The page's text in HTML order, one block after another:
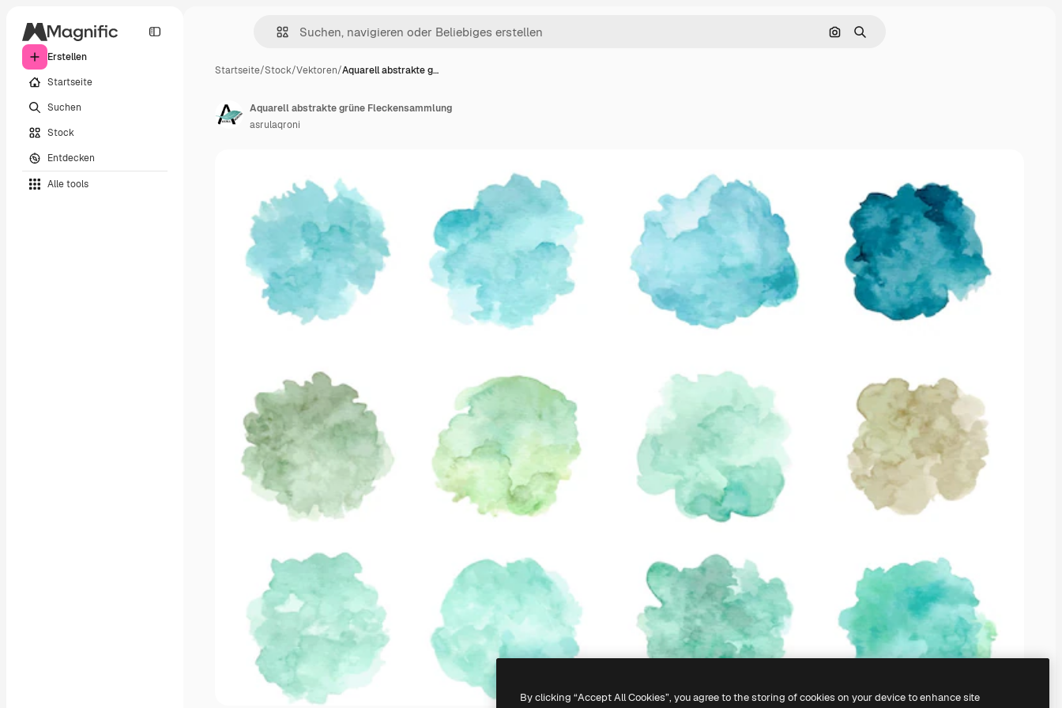
Erstellen
Startseite
Suchen
Stock
Entdecken
Alle tools
Nach Bild suchen
Suchen
Startseite/Stock/Vektoren/Aquarell abstrakte g…
Aquarell abstrakte grüne Fleckensammlung
asrulaqroni
By clicking “Accept All Cookies”, you agree to the storing of cookies on your device to enhance site